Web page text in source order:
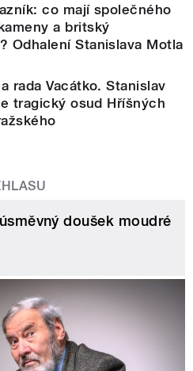
co mají společného
a britský
Odhalení Stanislava Motla
rada Vacátko. Stanislav
tragický osud Hříšných
doušek moudré